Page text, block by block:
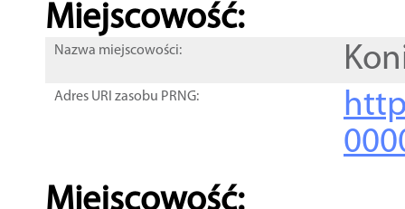
Miejscowość:
Nazwa miejscowości:
Adres URI zasobu PRNG:
Miejscowość: